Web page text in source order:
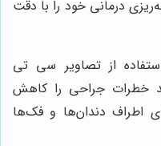
درمانی خود را با دقت
از تصاویر سی تی
خطرات جراحی را کاهش
اطراف دندان‌ها و فک‌ها